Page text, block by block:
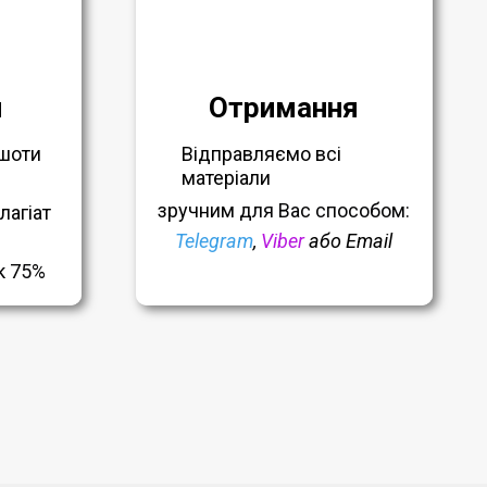
75%
Отримання
Відправляємо всі
матеріали
зручним для Вас способом:
Telegram, Viberабо Email